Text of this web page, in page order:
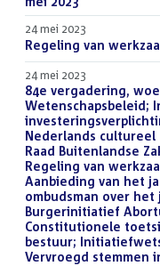
24 mei 2023
Download
bestand:
Regeling van
24 mei 2023
Download
bestand:
84e vergadering,
Wetenschapsbeleid;
Nederlands cultureel
Raad Buitenlandse
Regeling van
Aanbieding van het
ombudsman over het
Burgerinitiatief
Constitutionele
bestuur;
Vervroegd stemmen